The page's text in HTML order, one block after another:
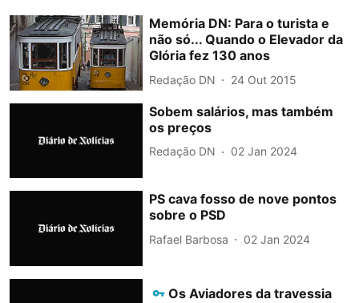
Memória DN: Para o turista e
não só... Quando o Elevador da
Glória fez 130 anos
Redação DN 24 Out 2015
Sobem salários, mas também
os preços
Redação DN 02 Jan 2024
PS cava fosso de nove pontos
sobre o PSD
Rafael Barbosa 02 Jan 2024
Os Aviadores da travessia